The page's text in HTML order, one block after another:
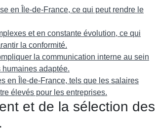
en Île-de-France, ce qui peut rendre le
et en constante évolution, ce qui
la conformité.
la communication interne au sein
adaptée.
en Île-de-France, tels que les salaires
élevés pour les entreprises.
et de la sélection des